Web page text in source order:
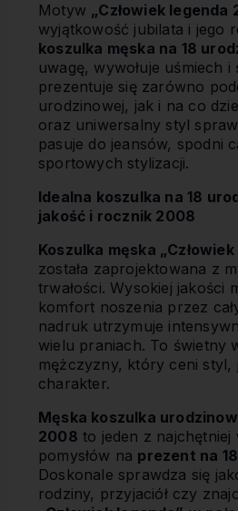
Motyw „Człowiek legenda
wyjątkowość jubilata i jego
koszulka męska na 18
uwagę, wywołuje uśmiech i
prezentuje się zarówno
urodzinowej, jak i na co
oraz uniwersalny styl
pasuje do jeansów, spodni
sportowych stylizacji.
Idealna koszulka na 18
jakość i rocznik 2008
Koszulka męska
została zaprojektowana z
trwałości. Wysokiej jakości
komfort noszenia przez
nadruk utrzymuje
wielu praniach. To świetny
mężczyzny, który ceni styl,
charakter.
Męska koszulka
2008 to jeden z najchętniej
pomysłów na prezent na
Doskonale sprawdza się
rodziny, przyjaciół czy